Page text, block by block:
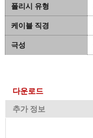
폴리시 유형
케이블 직경
극성
다운로드
추가 정보